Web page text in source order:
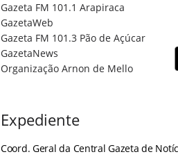
Gazeta FM 101.1 Arapiraca
GazetaWeb
Gazeta FM 101.3 Pão de Açúcar
GazetaNews
Organização Arnon de Mello
Expediente
Coord. Geral da Central Gazeta de